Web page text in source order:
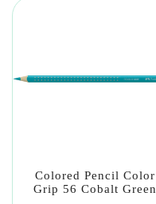
Colored Pencil Color
Grip 56 Cobalt Green